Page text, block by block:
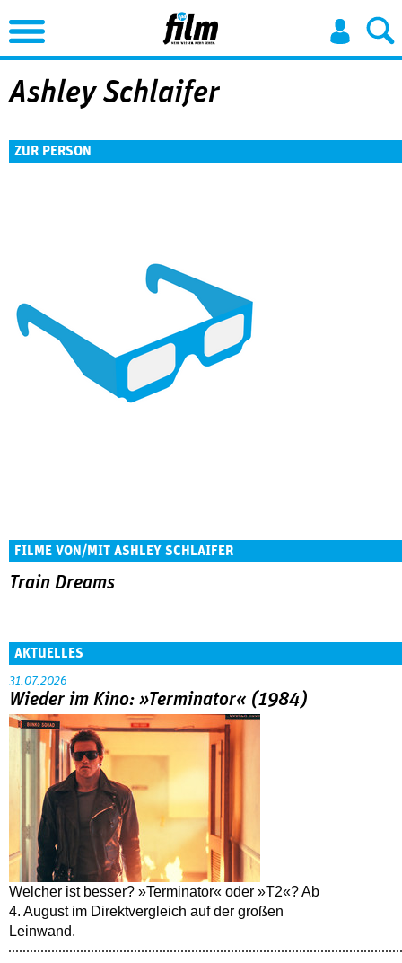
Jump to Navigation
Ashley Schlaifer
ZUR PERSON
FILME VON/MIT ASHLEY SCHLAIFER
Train Dreams
AKTUELLES
31.07.2026
Wieder im Kino: »Terminator« (1984)
Welcher ist besser? »Terminator« oder »T2«? Ab
4. August im Direktvergleich auf der großen
Leinwand.